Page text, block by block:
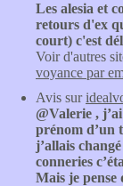
Les alesia et
retours d'ex
court) c'est
Voir d'autres
voyance par
Avis sur
@Valerie ,
prénom d’un
j’allais
conneries
Mais je pense